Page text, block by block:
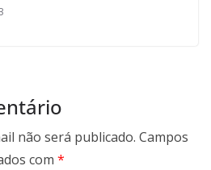
não será publicado. Campos
com *